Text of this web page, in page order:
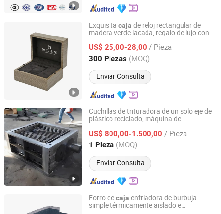
Exquisita caja de reloj rectangular de
madera verde lacada, regalo de lujo con
US$ 25,00-28,00 / Pieza
300 Piezas (MOQ)
Enviar Consulta
Dongguan Bravo Co., Ltd
Guangdong, China Desde 2022
Cuchillas de trituradora de un solo eje de
plástico reciclado, máquina de
máquina de trituración/desgaste de doble
eje para residuos pequeños, chasis de
corte
US$ 800,00-1.500,00 / Pieza
1 Pieza (MOQ)
Enviar Consulta
Nanjing Quality Machinery Technology Co., Ltd
Jiangsu, China Desde 2023
Forro decaja enfriadora de burbuja
simple térmicamente aislado e
Huizhou Green Foil Insulation Co., Ltd.